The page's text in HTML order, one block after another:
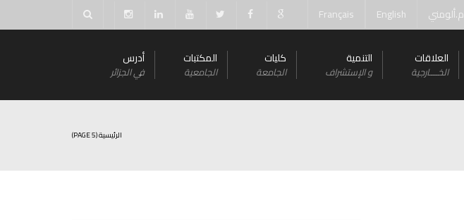
م.ألومني English
Français
العلاقات
الخــــارجية
التنمية
و اﻹستشراف
كليات
الجامعة
المكتبات
الجامعية
أدرس
في الجزائر
الرئيسية(PAGE 5)